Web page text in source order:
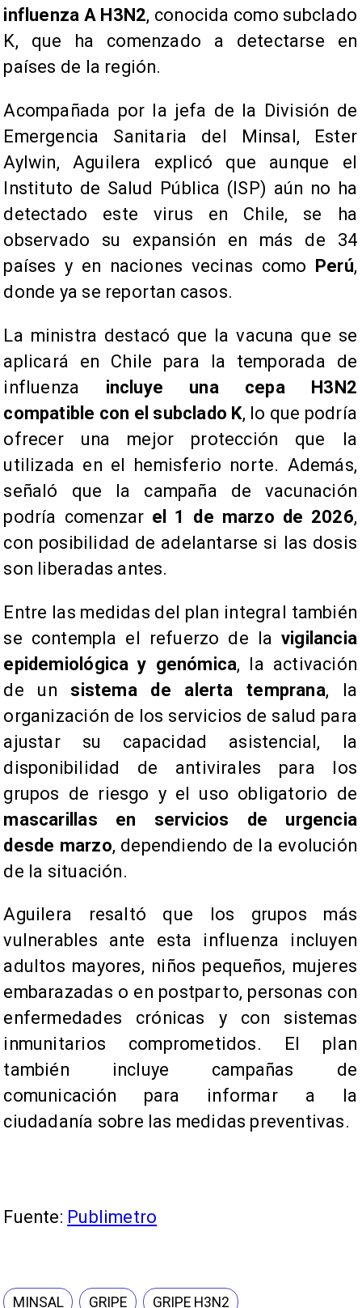
influenza A H3N2, conocida como subclado
K, que ha comenzado a detectarse en
países de la región.
Acompañada por la jefa de la División de
Emergencia Sanitaria del Minsal, Ester
Aylwin, Aguilera explicó que aunque el
Instituto de Salud Pública (ISP) aún no ha
detectado este virus en Chile, se ha
observado su expansión en más de 34
países y en naciones vecinas como Perú,
donde ya se reportan casos.
La ministra destacó que la vacuna que se
aplicará en Chile para la temporada de
influenza incluye una cepa H3N2
compatible con el subclado K, lo que podría
ofrecer una mejor protección que la
utilizada en el hemisferio norte. Además,
señaló que la campaña de vacunación
podría comenzar el 1 de marzo de 2026,
con posibilidad de adelantarse si las dosis
son liberadas antes.
Entre las medidas del plan integral también
se contempla el refuerzo de la vigilancia
epidemiológica y genómica, la activación
de un sistema de alerta temprana, la
organización de los servicios de salud para
ajustar su capacidad asistencial, la
disponibilidad de antivirales para los
grupos de riesgo y el uso obligatorio de
mascarillas en servicios de urgencia
desde marzo, dependiendo de la evolución
de la situación.
Aguilera resaltó que los grupos más
vulnerables ante esta influenza incluyen
adultos mayores, niños pequeños, mujeres
embarazadas o en postparto, personas con
enfermedades crónicas y con sistemas
inmunitarios comprometidos. El plan
también incluye campañas de
comunicación para informar a la
ciudadanía sobre las medidas preventivas.
Fuente: Publimetro
MINSAL GRIPE GRIPE H3N2